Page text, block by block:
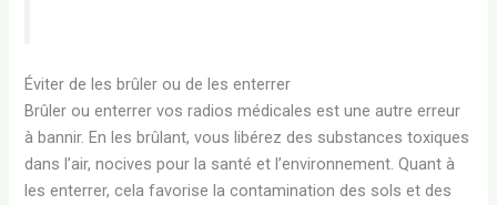
Éviter de les brûler ou de les enterrer
Brûler ou enterrer vos radios médicales est une autre erreur
à bannir. En les brûlant, vous libérez des substances toxiques
dans l’air, nocives pour la santé et l’environnement. Quant à
les enterrer, cela favorise la contamination des sols et des